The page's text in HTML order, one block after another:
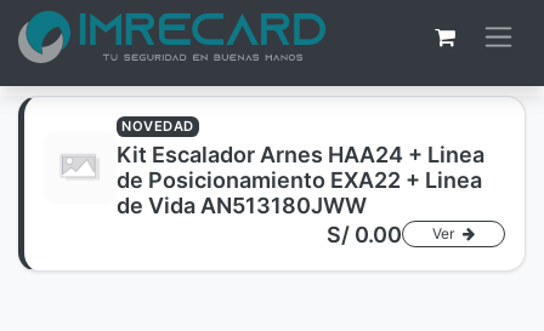
NOVEDAD
Kit Escalador Arnes HAA24 + Linea
de Posicionamiento EXA22 + Linea
de Vida AN513180JWW
S/ 0.00 Ver